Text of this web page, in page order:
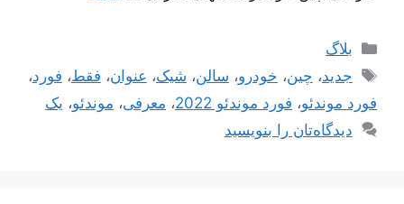
دسته‌ها
بلاگ
برچسب‌ها
جدید، چین، خودرو، سالن، شیک، عنوان، فقط، فورد،
فورد موندئو، فورد موندئو 2022 ، معرفی، موندئو، یک
دیدگاه‌تان را بنویسید